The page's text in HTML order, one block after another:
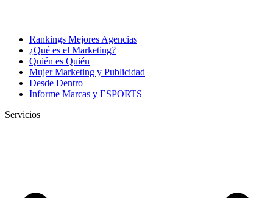
Rankings Mejores Agencias
¿Qué es el Marketing?
Quién es Quién
Mujer Marketing y Publicidad
Desde Dentro
Informe Marcas y ESPORTS
Servicios